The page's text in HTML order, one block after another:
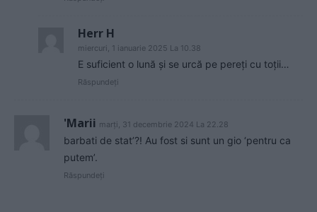
Herr H
miercuri, 1 ianuarie 2025 La 10.38
E suficient o lună și se urcă pe pereți cu toții…
Răspundeți
'Marii marți, 31 decembrie 2024 La 22.28
barbati de stat’?! Au fost si sunt un gio ‘pentru ca
putem’.
Răspundeți